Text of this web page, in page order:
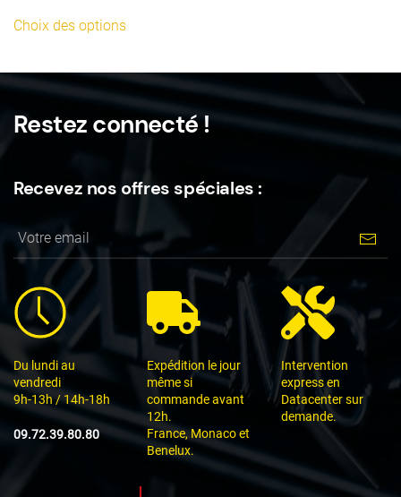
prix :
800,00€
Choix des optionsproduit
plusieurs
variations.
Les
être
produit
Restez connecté !
Recevez nos offres spéciales :
Du lundi au
vendredi
9h-13h / 14h-18h
09.72.39.80.80
Expédition le jour
même si
commande avant
12h.
France, Monaco et
Benelux.
Intervention
express en
Datacenter sur
demande.